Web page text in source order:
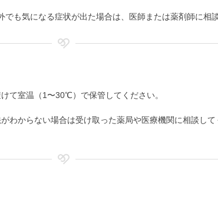
も気になる症状が出た場合は、医師または薬剤師に相
て室温（1〜30℃）で保管してください。
わからない場合は受け取った薬局や医療機関に相談し